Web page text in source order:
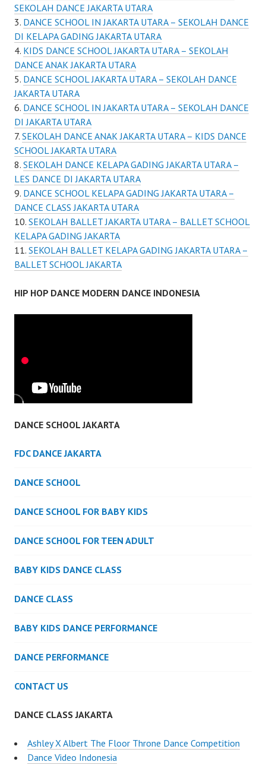
SEKOLAH DANCE JAKARTA UTARA
DANCE SCHOOL IN JAKARTA UTARA – SEKOLAH DANCE
DI KELAPA GADING JAKARTA UTARA
KIDS DANCE SCHOOL JAKARTA UTARA – SEKOLAH
DANCE ANAK JAKARTA UTARA
DANCE SCHOOL JAKARTA UTARA – SEKOLAH DANCE
JAKARTA UTARA
DANCE SCHOOL IN JAKARTA UTARA – SEKOLAH DANCE
DI JAKARTA UTARA
SEKOLAH DANCE ANAK JAKARTA UTARA – KIDS DANCE
SCHOOL JAKARTA UTARA
SEKOLAH DANCE KELAPA GADING JAKARTA UTARA –
LES DANCE DI JAKARTA UTARA
DANCE SCHOOL KELAPA GADING JAKARTA UTARA –
DANCE CLASS JAKARTA UTARA
SEKOLAH BALLET JAKARTA UTARA – BALLET SCHOOL
KELAPA GADING JAKARTA
SEKOLAH BALLET KELAPA GADING JAKARTA UTARA –
BALLET SCHOOL JAKARTA
HIP HOP DANCE MODERN DANCE INDONESIA
DANCE SCHOOL JAKARTA
FDC DANCE JAKARTA
DANCE SCHOOL
DANCE SCHOOL FOR BABY KIDS
DANCE SCHOOL FOR TEEN ADULT
BABY KIDS DANCE CLASS
DANCE CLASS
BABY KIDS DANCE PERFORMANCE
DANCE PERFORMANCE
CONTACT US
DANCE CLASS JAKARTA
Ashley X Albert The Floor Throne Dance Competition
Dance Video Indonesia